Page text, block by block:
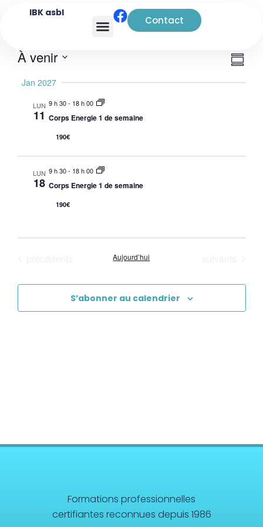
IBK asbl
Contact
par
de
À venir
la
date
Jan 2027
LUN
11
9 h 30- 18 h 00
Corps Energie 1 de semaine
190€
LUN
18
9 h 30- 18 h 00
Corps Energie 1 de semaine
190€
Aujourd’hui
S’abonner au calendrier
Formations professionnelles
certifiantes reconnues depuis 1986